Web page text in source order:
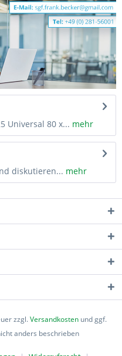
Universal 80 x... mehr
diskutieren... mehr
zzgl.Versandkosten und ggf.
anders beschrieben